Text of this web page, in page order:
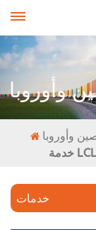
وأوروبا
وأوروبا
خدمات